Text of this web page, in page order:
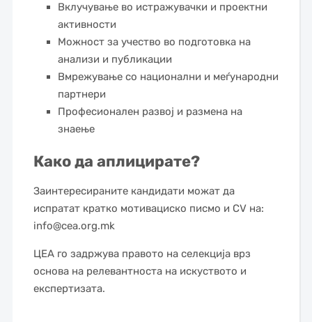
Вклучување во истражувачки и проектни
активности
Можност за учество во подготовка на
анализи и публикации
Вмрежување со национални и меѓународни
партнери
Професионален развој и размена на
знаење
Како да аплицирате?
Заинтересираните кандидати можат да
испратат кратко мотивациско писмо и CV на:
info@cea.org.mk
ЦЕА го задржува правото на селекција врз
основа на релевантноста на искуството и
експертизата.